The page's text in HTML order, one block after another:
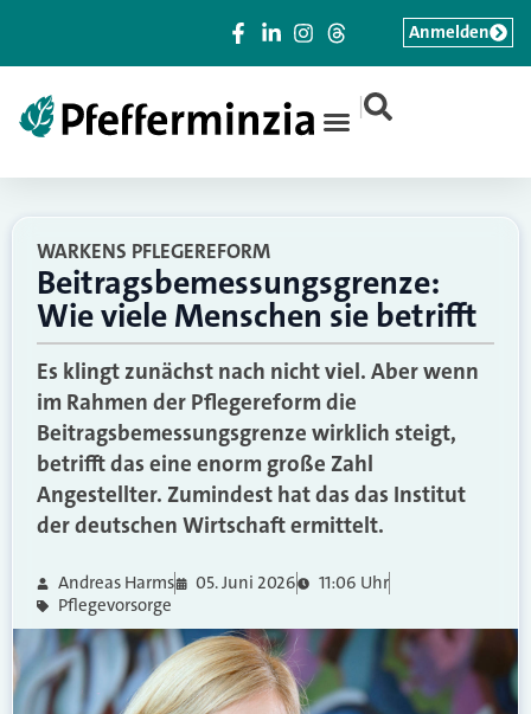
|
Anmelden
WARKENS PFLEGEREFORM
Beitragsbemessungsgrenze:
Wie viele Menschen sie betrifft
Es klingt zunächst nach nicht viel. Aber wenn
im Rahmen der Pflegereform die
Beitragsbemessungsgrenze wirklich steigt,
betrifft das eine enorm große Zahl
Angestellter. Zumindest hat das das Institut
der deutschen Wirtschaft ermittelt.
Andreas Harms 05. Juni 2026
11:06 Uhr
Pflegevorsorge